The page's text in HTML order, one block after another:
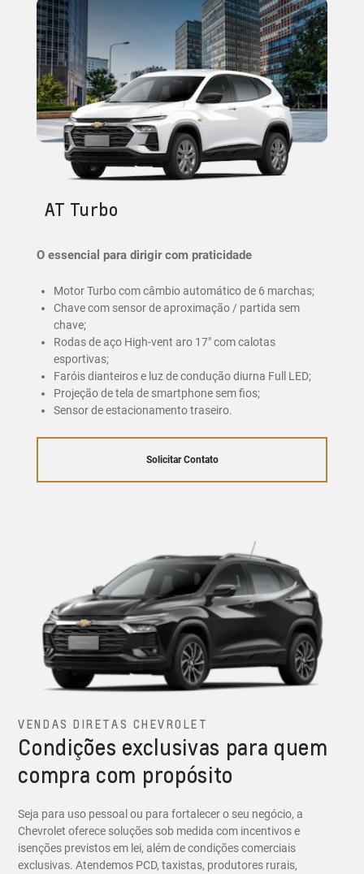
AT Turbo
O essencial para dirigir com praticidade
Motor Turbo com câmbio automático de 6 marchas;
Chave com sensor de aproximação / partida sem
chave;
Rodas de aço High-vent aro 17" com calotas
esportivas;
Faróis dianteiros e luz de condução diurna Full LED;
Projeção de tela de smartphone sem fios;
Sensor de estacionamento traseiro.
Solicitar Contato
VENDAS DIRETAS CHEVROLET
Condições exclusivas para quem
compra com propósito
Seja para uso pessoal ou para fortalecer o seu negócio, a
Chevrolet oferece soluções sob medida com incentivos e
isenções previstos em lei, além de condições comerciais
exclusivas. Atendemos PCD, taxistas, produtores rurais,